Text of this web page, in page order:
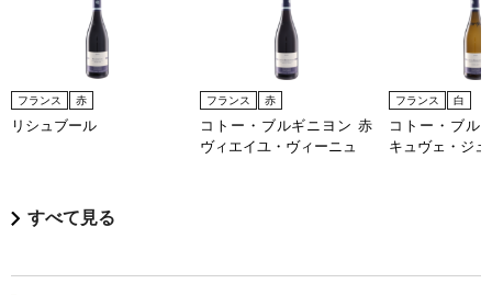
フランス 赤
リシュブール
フランス 赤
コトー・ブルギニヨン 赤
ヴィエイユ・ヴィーニュ
フランス 白
コトー・ブル
キュヴェ・ジュ
すべて見る